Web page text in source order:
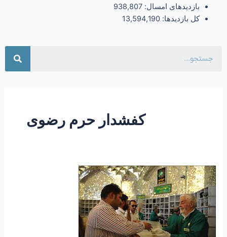
بازدیدهای امسال: 938,807
کل بازدیدها: 13,594,190
کفشدار حرم رضوی
۱۶۸
–
ره
توشه
آخرت
و